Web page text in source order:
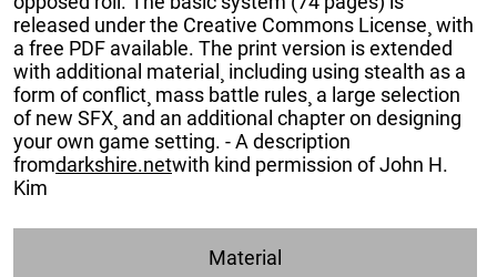
released under the Creative Commons License¸ with
a free PDF available. The print version is extended
with additional material¸ including using stealth as a
form of conflict¸ mass battle rules¸ a large selection
of new SFX¸ and an additional chapter on designing
your own game setting. - A description
fromdarkshire.netwith kind permission of John H.
Kim
Material